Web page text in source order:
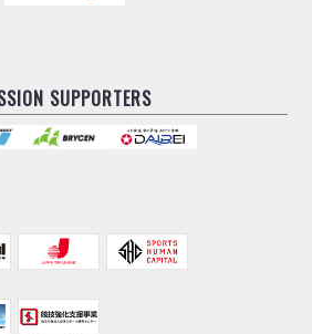
SUPPORTERS